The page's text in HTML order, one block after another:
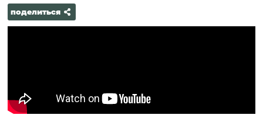
поделиться